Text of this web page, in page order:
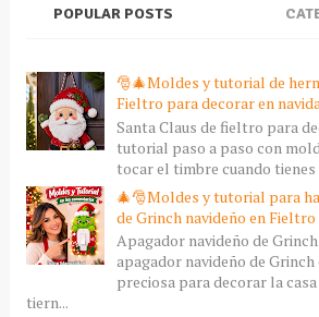
POPULAR POSTS
🎅🎄Moldes y tutorial de
Fieltro para decorar en
Santa Claus de fieltro para
tutorial paso a paso con
tocar el timbre cuando tienes
🎄🎅Moldes y tutorial para
de Grinch navideño en Fieltro
Apagador navideño de
apagador navideño de Grinch
preciosa para decorar la casa
tiern...